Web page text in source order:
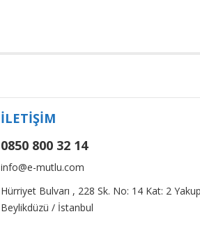
İLETİŞİM
0850 800 32 14
info@e-mutlu.com
Hürriyet Bulvarı , 228 Sk. No: 14 Kat: 2
Beylikdüzü / İstanbul